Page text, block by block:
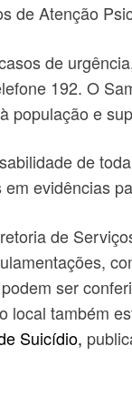
de Atenção
de
192. O
população e
de
evidências
de
ser
local também
Suicídio,